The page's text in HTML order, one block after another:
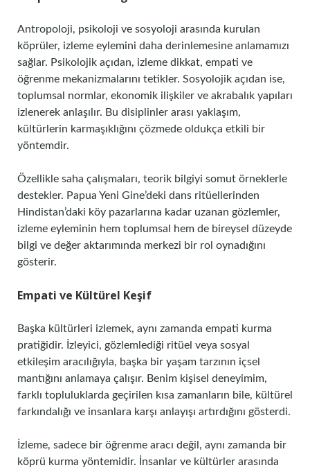
Antropoloji, psikoloji ve sosyoloji arasında kurulan
köprüler, izleme eylemini daha derinlemesine anlamamızı
sağlar. Psikolojik açıdan, izleme dikkat, empati ve
öğrenme mekanizmalarını tetikler. Sosyolojik açıdan ise,
toplumsal normlar, ekonomik ilişkiler ve akrabalık yapıları
izlenerek anlaşılır. Bu disiplinler arası yaklaşım,
kültürlerin karmaşıklığını çözmede oldukça etkili bir
yöntemdir.
Özellikle saha çalışmaları, teorik bilgiyi somut örneklerle
destekler. Papua Yeni Gine’deki dans ritüellerinden
Hindistan’daki köy pazarlarına kadar uzanan gözlemler,
izleme eyleminin hem toplumsal hem de bireysel düzeyde
bilgi ve değer aktarımında merkezi bir rol oynadığını
gösterir.
Empati ve Kültürel Keşif
Başka kültürleri izlemek, aynı zamanda empati kurma
pratiğidir. İzleyici, gözlemlediği ritüel veya sosyal
etkileşim aracılığıyla, başka bir yaşam tarzının içsel
mantığını anlamaya çalışır. Benim kişisel deneyimim,
farklı topluluklarda geçirilen kısa zamanların bile, kültürel
farkındalığı ve insanlara karşı anlayışı artırdığını gösterdi.
İzleme, sadece bir öğrenme aracı değil, aynı zamanda bir
köprü kurma yöntemidir. İnsanlar ve kültürler arasında